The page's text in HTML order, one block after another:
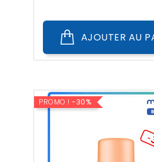
AJOUTER AU
PROMO ! -30%